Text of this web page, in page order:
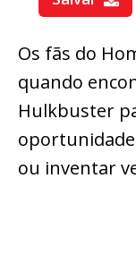
Os fãs do
quando
Hulkbuster
oportunidade
ou inventar